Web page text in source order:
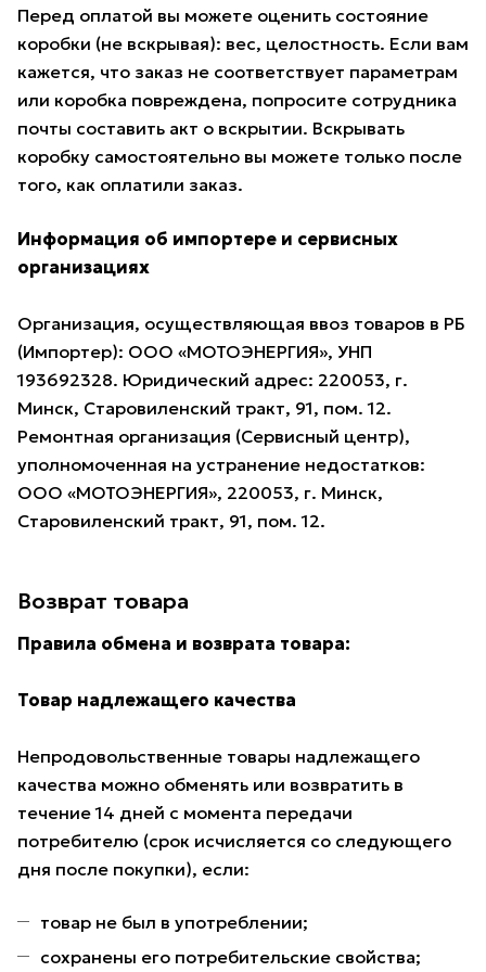
Перед оплатой вы можете оценить состояние
коробки (не вскрывая): вес, целостность. Если вам
кажется, что заказ не соответствует параметрам
или коробка повреждена, попросите сотрудника
почты составить акт о вскрытии. Вскрывать
коробку самостоятельно вы можете только после
того, как оплатили заказ.
Информация об импортере и сервисных
организациях
Организация, осуществляющая ввоз товаров в РБ
(Импортер): ООО «МОТОЭНЕРГИЯ», УНП
193692328. Юридический адрес: 220053, г.
Минск, Старовиленский тракт, 91, пом. 12.
Ремонтная организация (Сервисный центр),
уполномоченная на устранение недостатков:
ООО «МОТОЭНЕРГИЯ», 220053, г. Минск,
Старовиленский тракт, 91, пом. 12.
Возврат товара
Правила обмена и возврата товара:
Товар надлежащего качества
Непродовольственные товары надлежащего
качества можно обменять или возвратить в
течение 14 дней с момента передачи
потребителю (срок исчисляется со следующего
дня после покупки), если:
товар не был в употреблении;
сохранены его потребительские свойства;